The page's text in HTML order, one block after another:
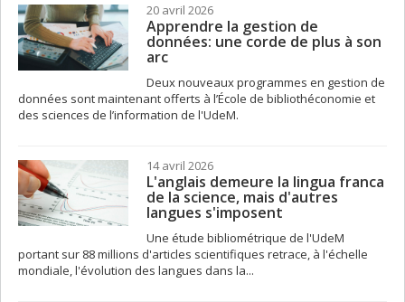
20 avril 2026
Apprendre la gestion de
données: une corde de plus à son
arc
Deux nouveaux programmes en gestion de
données sont maintenant offerts à l’École de bibliothéconomie et
des sciences de l’information de l'UdeM.
14 avril 2026
L'anglais demeure la lingua franca
de la science, mais d'autres
langues s'imposent
Une étude bibliométrique de l'UdeM
portant sur 88 millions d'articles scientifiques retrace, à l'échelle
mondiale, l'évolution des langues dans la...